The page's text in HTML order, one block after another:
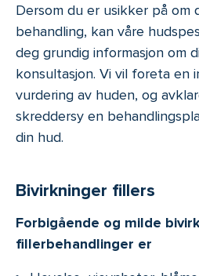
Dersom du er usikker på
behandling, kan våre
deg grundig informasjon om
konsultasjon. Vi vil foreta en
vurdering av huden, og
skreddersy en
din hud.
Bivirkninger fillers
Forbigående og milde
fillerbehandlinger er